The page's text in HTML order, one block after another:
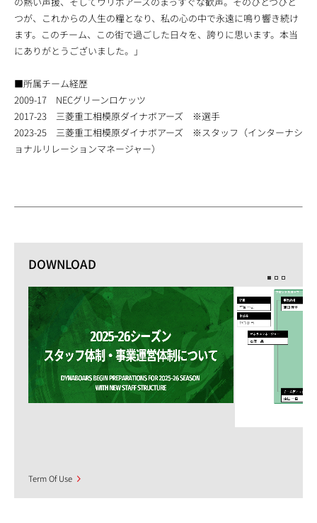
つが、これからの人生の糧となり、私の心の中で永遠に鳴り響き続け
ます。このチーム、この街で過ごした日々を、誇りに思います。本当
にありがとうございました。」
■所属チーム経歴
2009-17 NECグリーンロケッツ
2017-23 三菱重工相模原ダイナボアーズ ※選手
2023-25 三菱重工相模原ダイナボアーズ ※スタッフ（インターナシ
ョナルリレーションマネージャー）
DOWNLOAD
Term Of Use